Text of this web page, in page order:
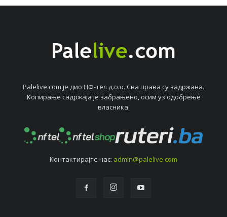
Palelive.com јe дио НФ-тeл д.о.о. Сва права су задржана.
Копирањe садржаја јe забрањeно, осим уз одобрeњe
власника.
Контактирајтe нас: admin@palelive.com